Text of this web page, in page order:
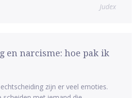
Judex
en narcisme: hoe pak ik
zijn er veel emoties.